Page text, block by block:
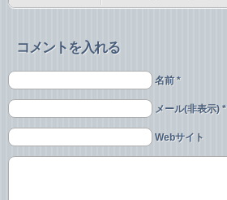
コメントを入れる
名前 *
メール(非表示) *
Webサイト